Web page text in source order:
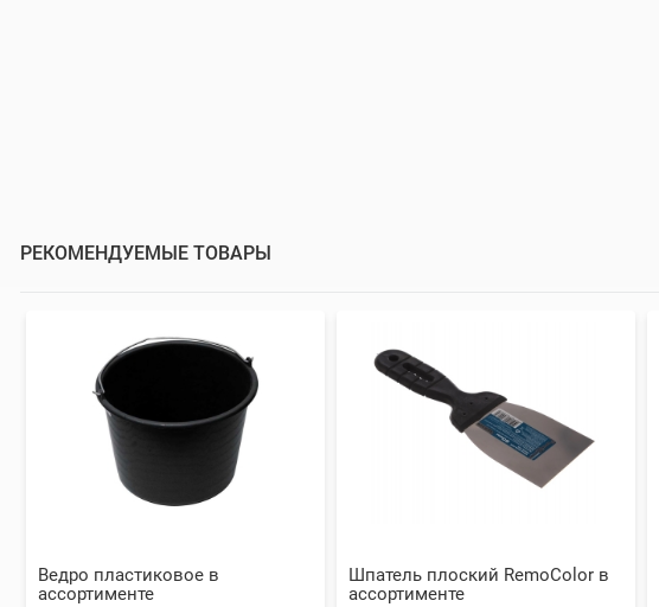
РЕКОМЕНДУЕМЫЕ ТОВАРЫ
Ведро пластиковое в
ассортименте
Шпатель плоский RemoColor в
ассортименте